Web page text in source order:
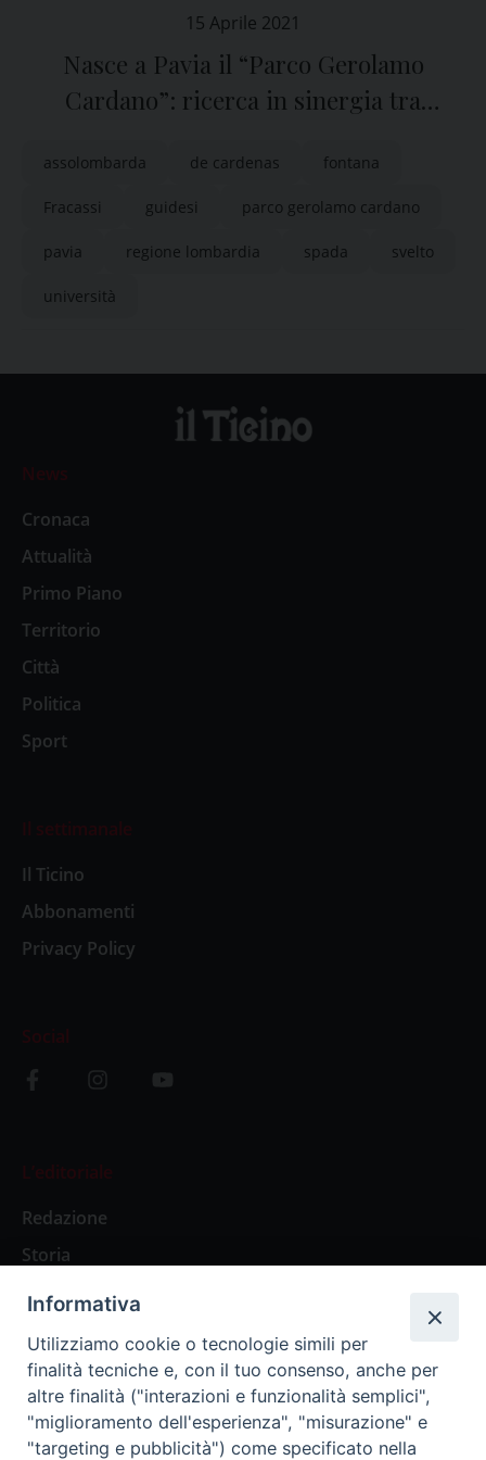
15 Aprile 2021
Nasce a Pavia il “Parco Gerolamo
Cardano”: ricerca in sinergia tra
assolombarda de cardenas fontana
Fracassi guidesi parco gerolamo cardano
pavia regione lombardia spada svelto
università
News
Cronaca
Attualità
Primo Piano
Territorio
Città
Politica
Sport
Il settimanale
Il Ticino
Abbonamenti
Privacy Policy
Social
L’editoriale
Redazione
Storia
Abbonamenti
Abbonamento Annuale Digitale
Abbonamento Annuale Cartaceo
Informativa
Utilizziamo cookie o tecnologie simili per
finalità tecniche e, con il tuo consenso, anche per
altre finalità ("interazioni e funzionalità semplici",
"miglioramento dell'esperienza", "misurazione" e
"targeting e pubblicità") come specificato nella